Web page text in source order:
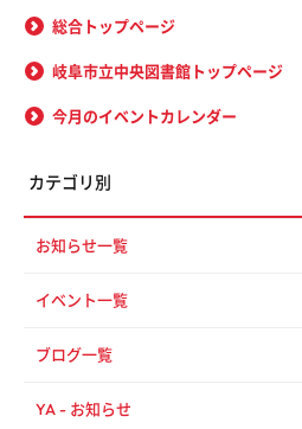
総合トップページ
岐阜市立中央図書館トップページ
今月のイベントカレンダー
カテゴリ別
お知らせ一覧
イベント一覧
ブログ一覧
YA - お知らせ